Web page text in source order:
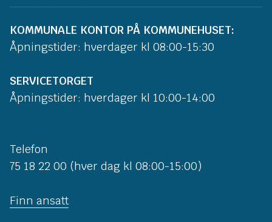
KOMMUNALE KONTOR PÅ KOMMUNEHUSET:
Åpningstider: hverdager kl 08:00-15:30
SERVICETORGET
Åpningstider: hverdager kl 10:00-14:00
Telefon
75 18 22 00 (hver dag kl 08:00-15:00)
Finn ansatt